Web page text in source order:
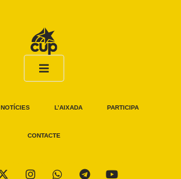
NOTÍCIES L’AIXADA PARTICIPA
CONTACTE